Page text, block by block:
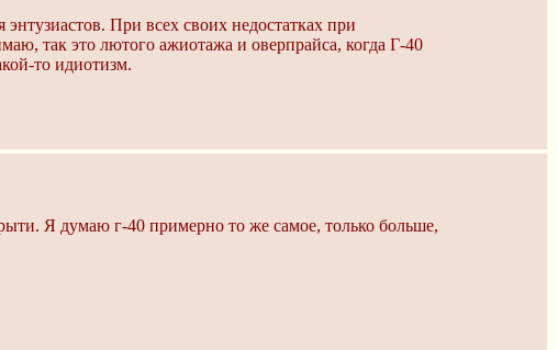
При всех своих недостатках при
так это лютого ажиотажа и оверпрайса, когда Г-40
то идиотизм.
Я думаю г-40 примерно то же самое, только больше,